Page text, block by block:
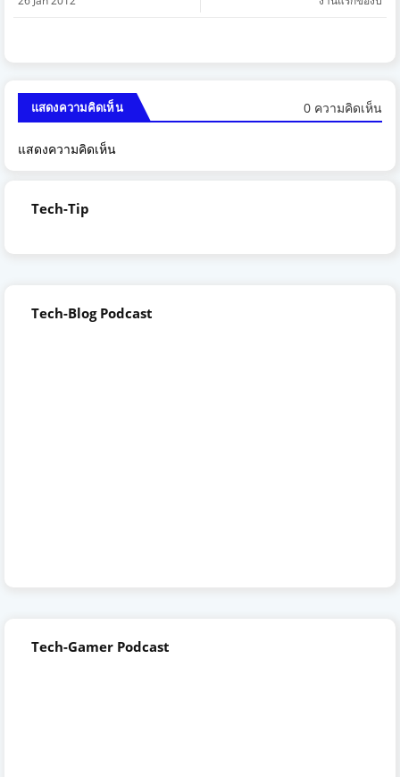
แสดงความคิดเห็น 0 ความคิดเห็น
แสดงความคิดเห็น
Tech-Tip
Tech-Blog Podcast
Tech-Gamer Podcast